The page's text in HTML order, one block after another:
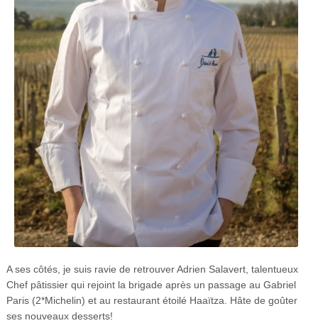
A ses côtés, je suis ravie de retrouver Adrien Salavert, talentueux
Chef pâtissier qui rejoint la brigade après un passage au Gabriel
Paris (2*Michelin) et au restaurant étoilé Haaïtza. Hâte de goûter
ses nouveaux desserts!